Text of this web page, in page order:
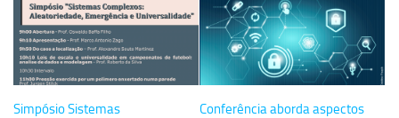
Espaço de Eventos
Projetos
Ciência com Pipoca
Ciência Por Elas
Simpósio Sistemas
Conferência aborda aspectos